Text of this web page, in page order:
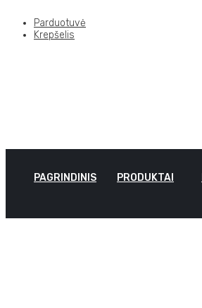
Parduotuvė
Krepšelis
PAGRINDINIS PRODUKTAI